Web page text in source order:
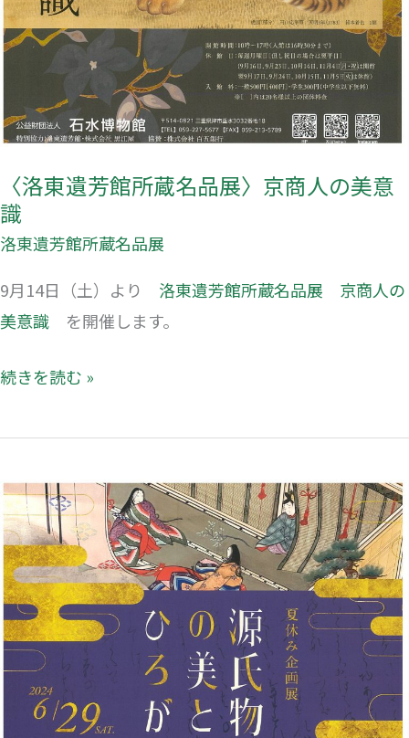
〈洛東遺芳館所蔵名品展〉京商人の美意
識
洛東遺芳館所蔵名品展
9月14日（土）より 洛東遺芳館所蔵名品展 京商人の
美意識 を開催します。
美
意
続きを読む »
〈夏
休
み
企
画
展〉